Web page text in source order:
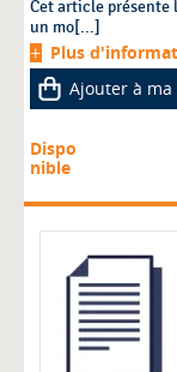
Cet article présente
un mo[...]
Plus
Ajouter à ma
Dispo
nible